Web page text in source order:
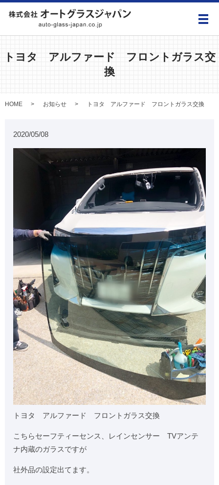
メ
トヨタ アルファード フロントガラス交
換
HOME お知らせ トヨタ アルファード フロントガラス交換
2020/05/08
トヨタ アルファード フロントガラス交換
こちらセーフティーセンス、レインセンサー TVアンテ
ナ内蔵のガラスですが
社外品の設定出てます。